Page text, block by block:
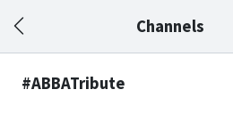
Channels
#ABBATribute